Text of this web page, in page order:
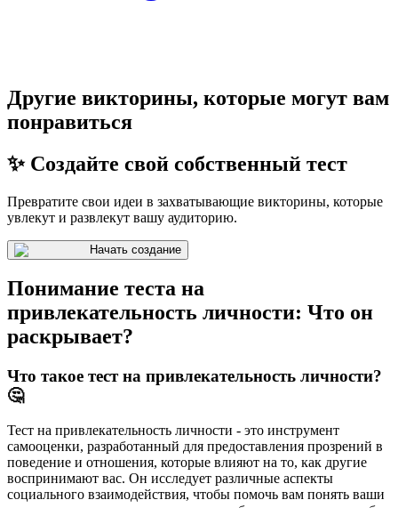
Другие викторины, которые могут вам
понравиться
✨ Создайте свой собственный тест
Превратите свои идеи в захватывающие викторины, которые
увлекут и развлекут вашу аудиторию.
Начать создание
Понимание теста на
привлекательность личности: Что он
раскрывает?
Что такое тест на привлекательность личности?
🤔
Тест на привлекательность личности - это инструмент
самооценки, разработанный для предоставления прозрений в
поведение и отношения, которые влияют на то, как другие
воспринимают вас. Он исследует различные аспекты
социального взаимодействия, чтобы помочь вам понять ваши